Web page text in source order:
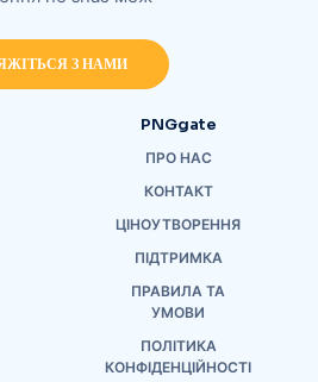
З НАМИ
PNGgate
ПРО НАС
КОНТАКТ
ЦІНОУТВОРЕННЯ
ПІДТРИМКА
ПРАВИЛА ТА
УМОВИ
ПОЛІТИКА
КОНФІДЕНЦІЙНОСТІ